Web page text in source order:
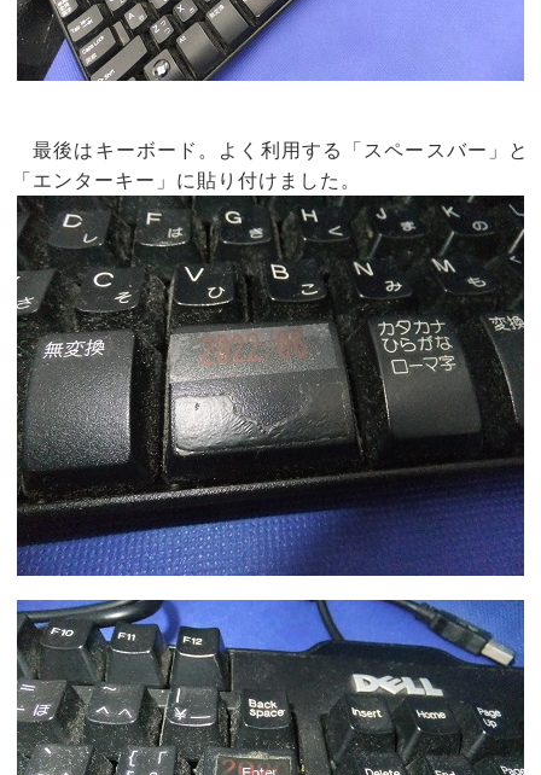
最後はキーボード。よく利用する「スペースバー」と
「エンターキー」に貼り付けました。